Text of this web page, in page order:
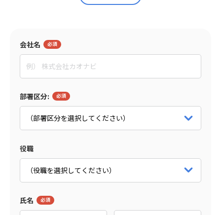
田村 亮
イグニション・ポイント株式会社
会社名
部署区分:
役職
氏名